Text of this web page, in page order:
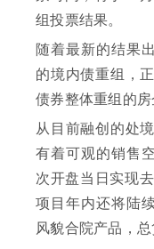
组投票结果。
随着最新的结果
的境内债重组，
债券整体重组的房
从目前融创的处
有着可观的销售
次开盘当日实现
项目年内还将陆
风貌合院产品，总